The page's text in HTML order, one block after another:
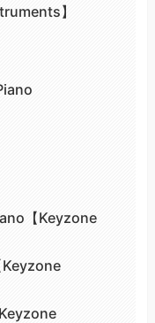
】
【Keyzone
Keyzone